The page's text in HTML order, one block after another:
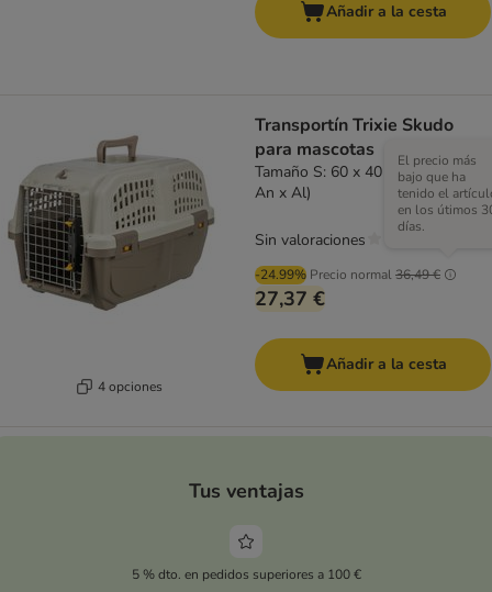
Añadir a la cesta
4 opciones
Transportín Trixie Skudo
para mascotas
Tamaño S: 60 x 40 x 39 cm (L x
An x Al)
-24.99% Precio normal36,49 €
El precio más
bajo que ha
tenido el
en los útimos
días.
27,37 €
Sin valoraciones
Añadir a la cesta
Tus ventajas
5 % dto. en pedidos superiores a 100 €